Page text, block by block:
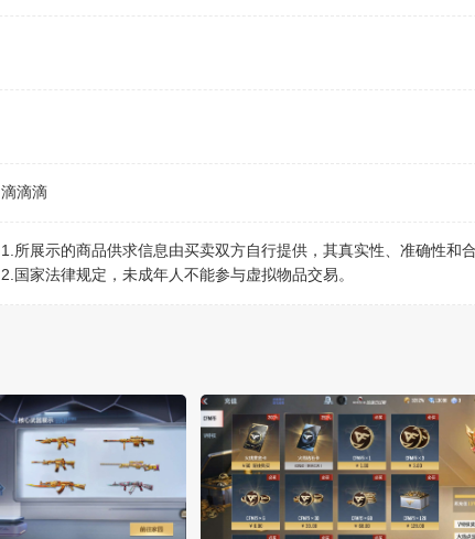
滴滴滴
1.所展示的商品供求信息由买卖双方自行提供，其真实性、准确性和
2.国家法律规定，未成年人不能参与虚拟物品交易。